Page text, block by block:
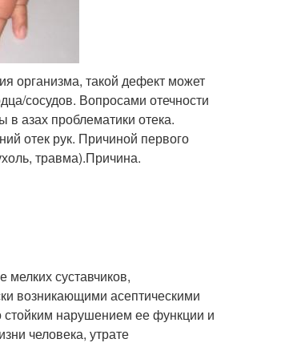
организма, такой дефект может
сосудов. Вопросами отечности
в азах проблематики отека.
отек рук. Причиной первого
травма).Причина.
мелких суставчиков,
возникающими асептическими
нарушением ее функции и
человека, утрате